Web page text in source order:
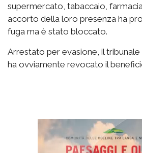
supermercato, tabaccaio,
accorto della loro presenza ha
fuga ma è stato bloccato.
Arrestato per evasione, il
ha ovviamente revocato il